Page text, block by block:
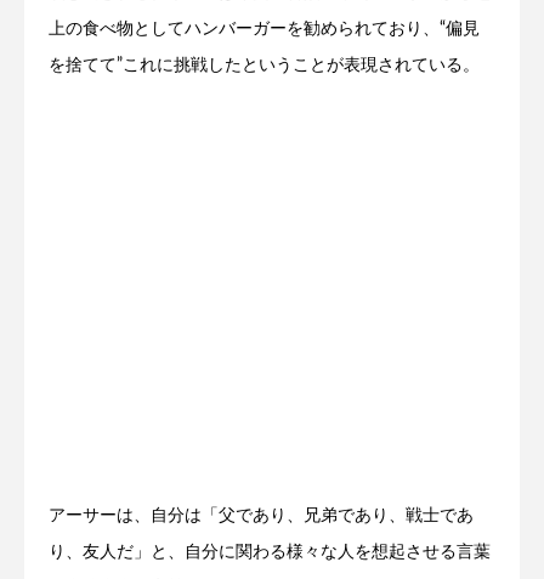
上の食べ物としてハンバーガーを勧められており、“偏見
を捨てて”これに挑戦したということが表現されている。
アーサーは、自分は「父であり、兄弟であり、戦士であ
り、友人だ」と、自分に関わる様々な人を想起させる言葉